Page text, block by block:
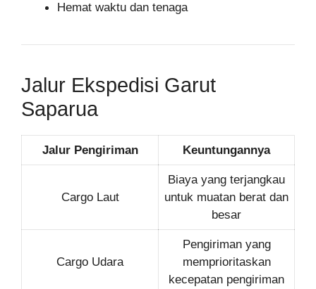
Hemat waktu dan tenaga
Jalur Ekspedisi Garut
Saparua
Jalur Pengiriman Keuntungannya
Cargo Laut
Biaya yang terjangkau
untuk muatan berat dan
besar
Cargo Udara
Pengiriman yang
memprioritaskan
kecepatan pengiriman